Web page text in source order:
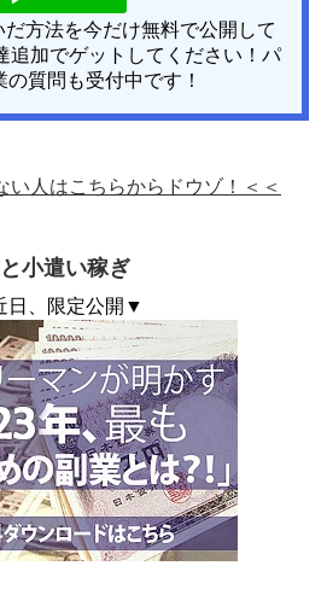
方法を今だけ無料で公開して
追加でゲットしてください！パ
の質問も受付中です！
い人はこちらからドウゾ！＜＜
小遣い稼ぎ
日、限定公開▼